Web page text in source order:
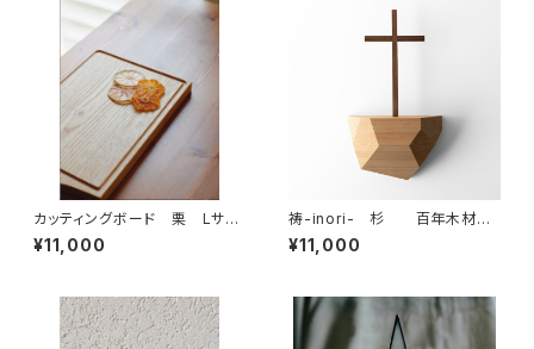
カッティングボード 栗 Lサイ
ズ
¥11,000
祷-inori- 杉 百年木材の
神棚
¥11,000